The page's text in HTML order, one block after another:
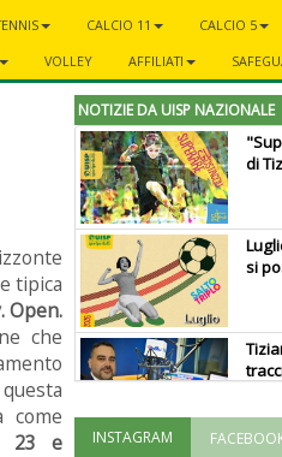
CALCIO 11 CALCIO 5
VOLLEY AFFILIATI
tipica
Open.
che
come
23 e
NOTIZIE DA UISP NAZIONALE
di
si
INSTAGRAM